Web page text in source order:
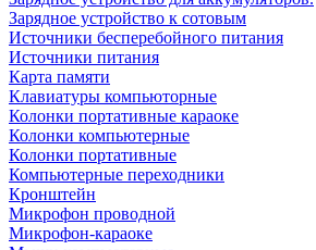
Зарядное устройство к сотовым
Источники бесперебойного питания
Источники питания
Карта памяти
Клавиатуры компьюторные
Колонки портативные караоке
Колонки компьютерные
Колонки портативные
Компьютерные переходники
Кронштейн
Микрофон проводной
Микрофон-караоке